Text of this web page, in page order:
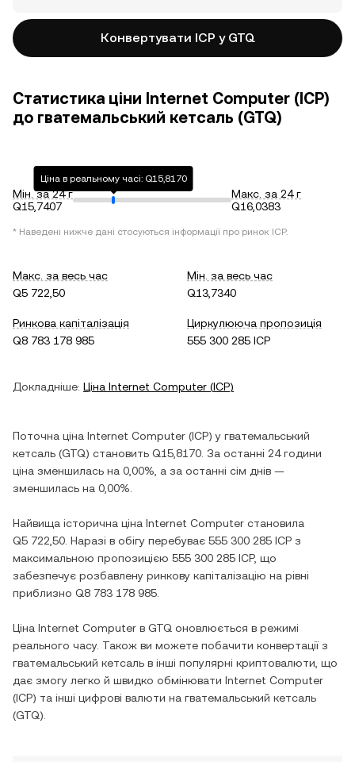
Конвертувати ICP у GTQ
Статистика ціни Internet Computer (ICP)
до гватемальський кетсаль (GTQ)
Мін. за 24 г
Q15,7407
Ціна в реальному часі: Q15,8170
Макс. за 24 г
Q16,0383
* Наведені нижче дані стосуються інформації про ринок ICP.
Макс. за весь час
Q5 722,50
Мін. за весь час
Q13,7340
Ринкова капіталізація
Q8 783 178 985
Циркулююча пропозиція
555 300 285 ICP
Докладніше: Ціна Internet Computer (ICP)
Поточна ціна Internet Computer (ICP) у гватемальський
кетсаль (GTQ) становить Q15,8170 . За останні 24 години
ціна зменшилась на 0,00% , а за останні сім днів —
зменшилась на 0,00%
Найвища історична ціна Internet Computer становила
Q5 722,50 . Наразі в обігу перебуває 555 300 285 ICP з
максимальною пропозицією 555 300 285 ICP, що
забезпечує розбавлену ринкову капіталізацію на рівні
приблизно Q8 783 178 985
Ціна Internet Computer в GTQ оновлюється в режимі
реального часу. Також ви можете побачити конвертації з
гватемальський кетсаль в інші популярні криптовалюти, що
дає змогу легко й швидко обмінювати Internet Computer
(ICP) та інші цифрові валюти на гватемальський кетсаль
(GTQ).